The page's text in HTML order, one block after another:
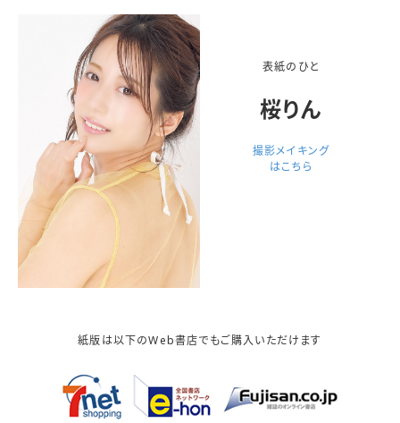
表紙のひと
桜りん
撮影メイキング
はこちら
紙版は以下のWeb書店でもご購入いただけます